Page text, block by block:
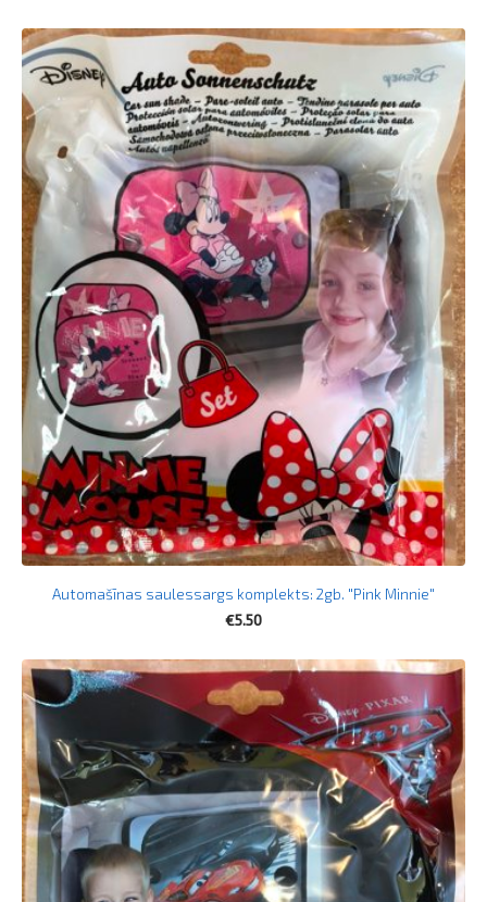
Automašīnas saulessargs komplekts: 2gb. "Pink Minnie"
€5.50